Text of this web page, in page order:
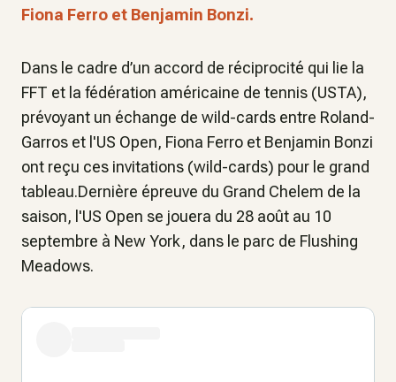
Fiona Ferro et Benjamin Bonzi.
Dans le cadre d’un accord de réciprocité qui lie la
FFT et la fédération américaine de tennis (USTA),
prévoyant un échange de wild-cards entre Roland-
Garros et l'US Open, Fiona Ferro et Benjamin Bonzi
ont reçu ces invitations (wild-cards) pour le grand
tableau.Dernière épreuve du Grand Chelem de la
saison, l'US Open se jouera du 28 août au 10
septembre à New York, dans le parc de Flushing
Meadows.